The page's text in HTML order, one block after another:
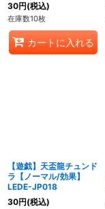
30円(税込)
在庫数10枚
カートに入れる
【遊戯】天盃龍チュンド
ラ【ノーマル/効果】
LEDE-JP018
30円(税込)